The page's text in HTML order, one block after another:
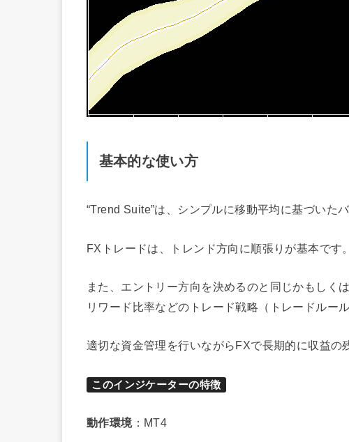
基本的な使い方
“Trend Suite”は、シンプルに移動平均に基づいた
FXトレードは、トレンド方向に順張りが基本です。
また、エントリー方向を決めるのと同じかもしく
リワード比率などのトレード戦略（トレードルー
適切な資金管理を行いながらFXで長期的に収益の
このインジケーターの特徴
動作環境：MT4